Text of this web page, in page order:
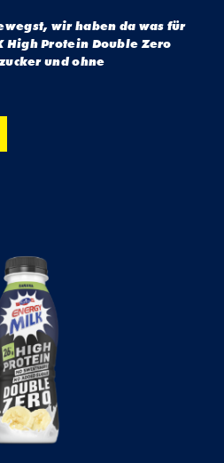
wir haben da was für
High Protein Double Zero
und ohne